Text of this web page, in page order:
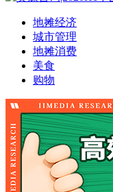
地摊经济
城市管理
地摊消费
美食
购物